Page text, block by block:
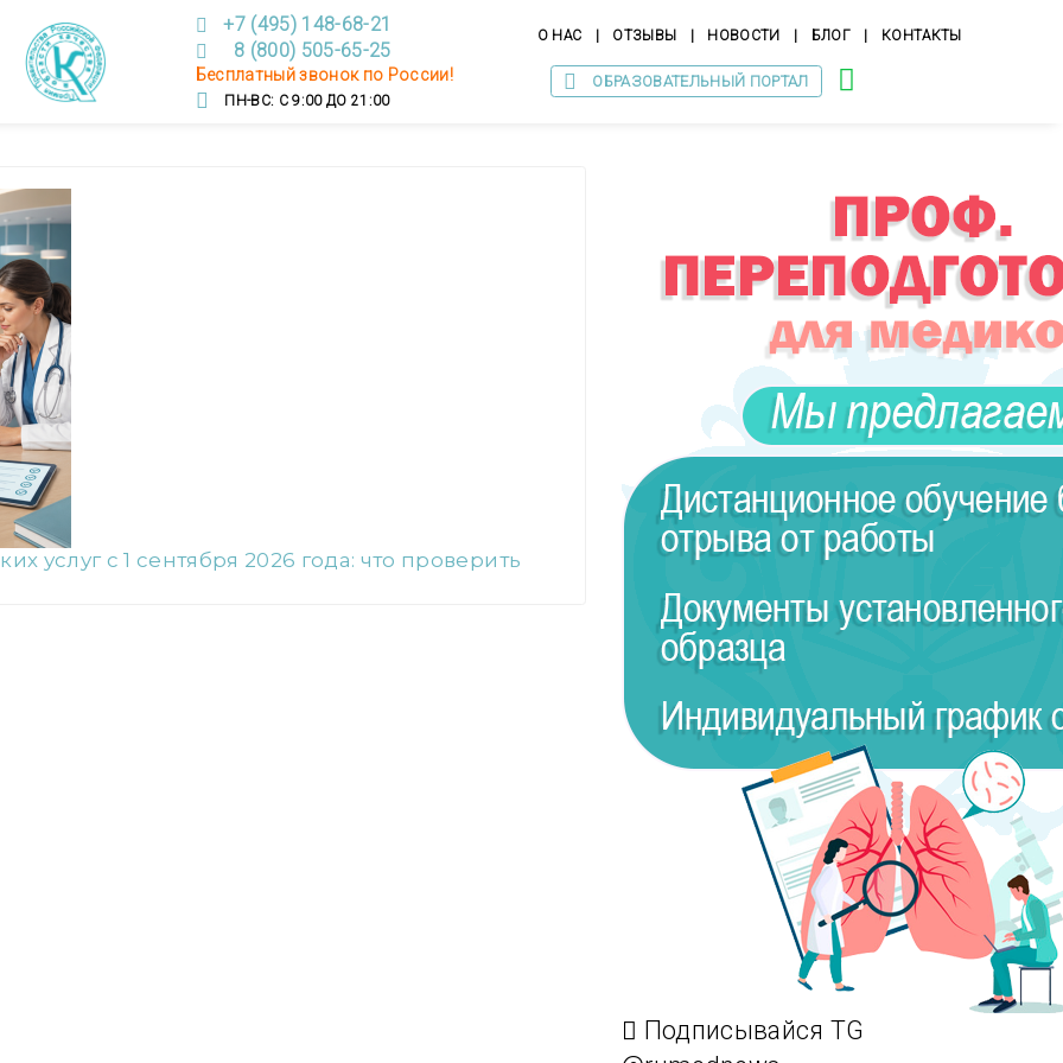
+7 (495) 148-68-21
8 (800) 505-65-25
Бесплатный звонок по России!
ПН-ВС: С 9:00 ДО 21:00
О НАС ОТЗЫВЫ НОВОСТИ БЛОГ КОНТАКТЫ
ОБРАЗОВАТЕЛЬНЫЙ ПОРТАЛ
услуг с 1 сентября 2026 года: что проверить
Подписывайся TG